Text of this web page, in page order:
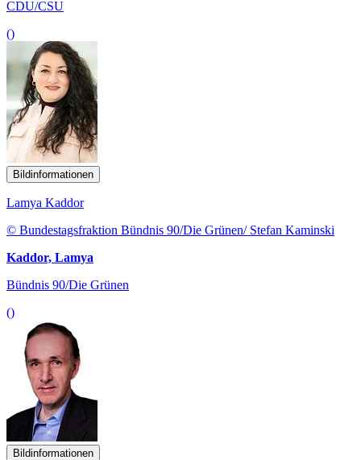
CDU/CSU
()
Bildinformationen
Lamya Kaddor
© Bundestagsfraktion Bündnis 90/Die Grünen/ Stefan Kaminski
Kaddor, Lamya
Bündnis 90/Die Grünen
()
Bildinformationen